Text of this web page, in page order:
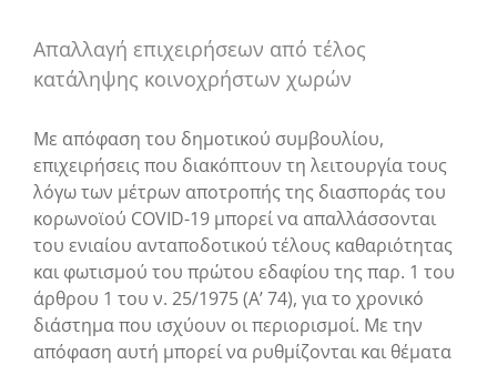
Απαλλαγή επιχειρήσεων από τέλος
κατάληψης κοινοχρήστων χωρών
Με απόφαση του δημοτικού συμβουλίου,
επιχειρήσεις που διακόπτουν τη λειτουργία τους
λόγω των μέτρων αποτροπής της διασποράς του
κορωνοϊού COVID-19 μπορεί να απαλλάσσονται
του ενιαίου ανταποδοτικού τέλους καθαριότητας
και φωτισμού του πρώτου εδαφίου της παρ. 1 του
άρθρου 1 του ν. 25/1975 (Α’ 74), για το χρονικό
διάστημα που ισχύουν οι περιορισμοί. Με την
απόφαση αυτή μπορεί να ρυθμίζονται και θέματα